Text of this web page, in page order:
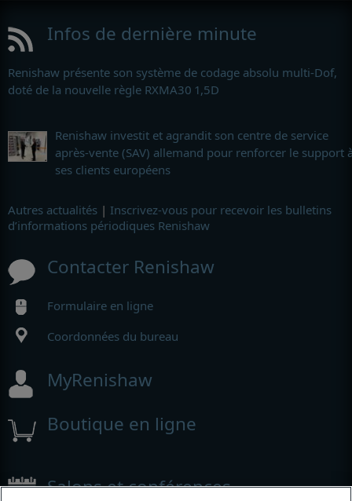
Infos de dernière minute
Renishaw présente son système de codage absolu multi-Dof,
doté de la nouvelle règle RXMA30 1,5D
Renishaw investit et agrandit son centre de service
après-vente (SAV) allemand pour renforcer le support
ses clients européens
Autres actualités | Inscrivez-vous pour recevoir les bulletins
d’informations périodiques Renishaw
Contacter Renishaw
Formulaire en ligne
Coordonnées du bureau
MyRenishaw
Boutique en ligne
Salons et conférences